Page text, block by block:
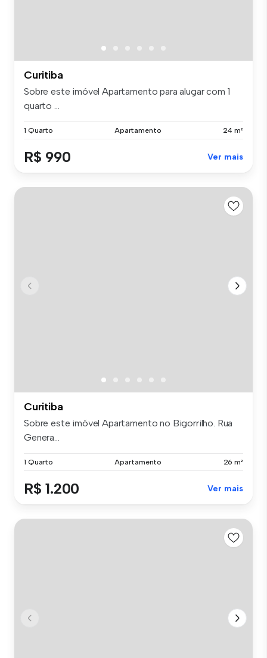
Curitiba
Sobre este imóvel Apartamento para alugar com 1
quarto ...
1 Quarto Apartamento 24 m²
R$ 990 Ver mais
Curitiba
Sobre este imóvel Apartamento no Bigorrilho. Rua
Genera...
1 Quarto Apartamento 26 m²
R$ 1.200 Ver mais